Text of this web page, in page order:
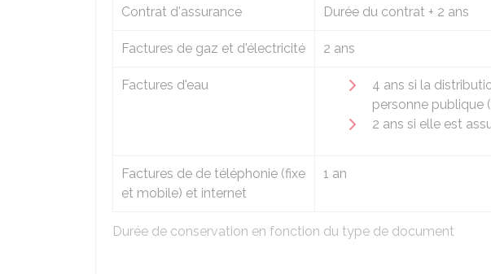
Durée de conservation en fonction du type de document
Contrat d'assurance Durée du contrat + 2 ans
Factures de gaz et d'électricité 2 ans
Factures d'eau
4 ans si la
personne publique
2 ans si elle est
Factures de de téléphonie (fixe
et mobile) et internet
1 an